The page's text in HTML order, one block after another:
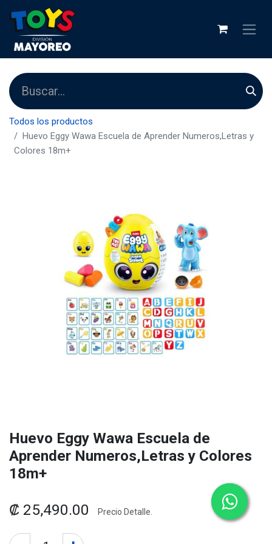
Todos los productos
Huevo Eggy Wawa Escuela de Aprender Numeros,Letras y
Colores 18m+
Huevo Eggy Wawa Escuela de
Aprender Numeros,Letras y Colores
18m+
₡ 25,490.00 Precio Detalle.